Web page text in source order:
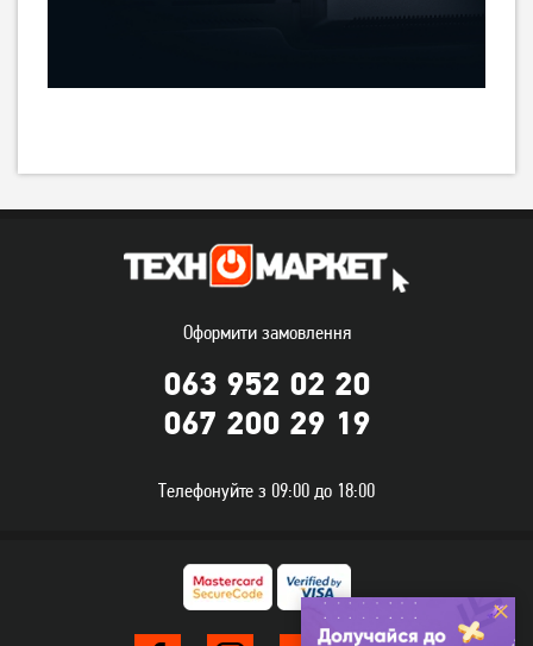
Оформити замовлення
063 952 02 20
067 200 29 19
Телефонуйте з 09:00 до 18:00